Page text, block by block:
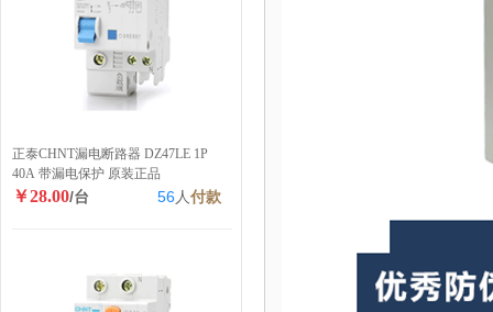
正泰CHNT漏电断路器 DZ47LE 1P
40A 带漏电保护 原装正品
￥28.00/台 56人付款